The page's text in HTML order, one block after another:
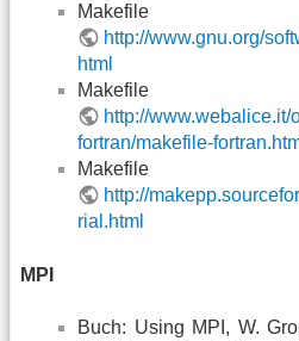
http://www.gnu.org/
html
Makefile
http://
fortran/makefile-
http://
rial.html
MPI
Buch: Using MPI, W.